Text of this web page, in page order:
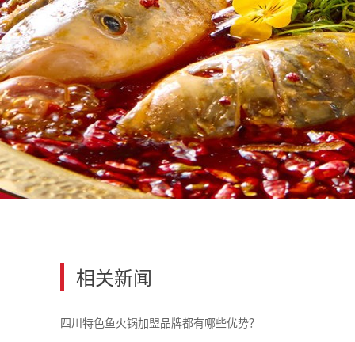
相关新闻
四川特色鱼火锅加盟品牌都有哪些优势？